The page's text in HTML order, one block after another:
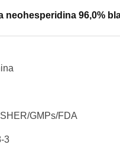
neohesperidina 96,0%
GMPs/FDA
3